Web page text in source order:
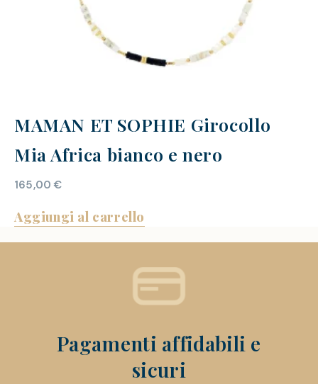
MAMAN ET SOPHIE Girocollo
Mia Africa bianco e nero
165,00€
Aggiungi al carrello
Pagamenti affidabili e
sicuri